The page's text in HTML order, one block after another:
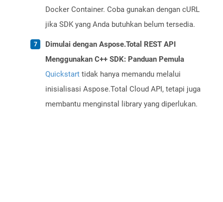
Docker Container. Coba gunakan dengan cURL
jika SDK yang Anda butuhkan belum tersedia.
Dimulai dengan Aspose.Total REST API
Menggunakan C++ SDK: Panduan Pemula
Quickstart tidak hanya memandu melalui
inisialisasi Aspose.Total Cloud API, tetapi juga
membantu menginstal library yang diperlukan.